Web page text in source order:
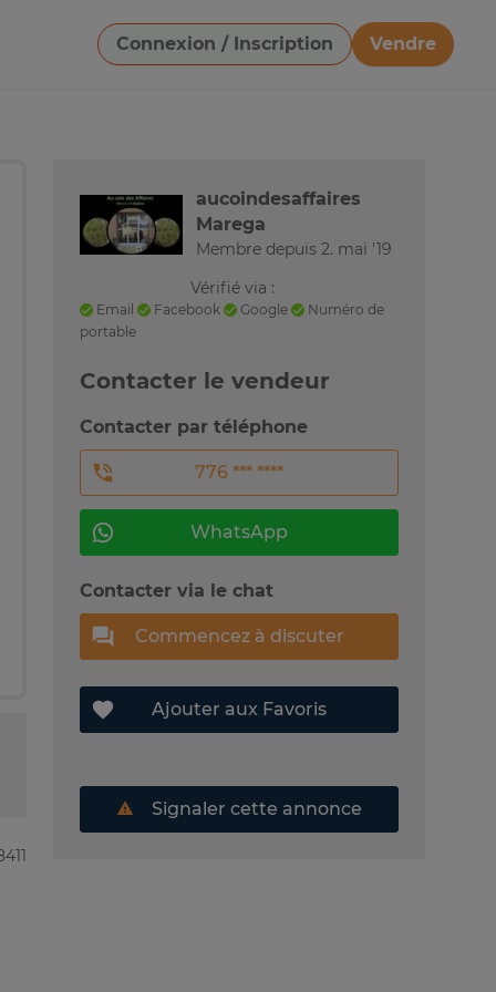
Connexion / Inscription
Vendre
Télécharger une image
aucoindesaffaires
Marega
Membre depuis 2. mai '19
Vérifié via :
Email Facebook Google
Numéro de
portable
Contacter le vendeur
Contacter par téléphone
776 *** ****
WhatsApp
Contacter via le chat
Commencez à discuter
Ajouter aux Favoris
Signaler cette annonce